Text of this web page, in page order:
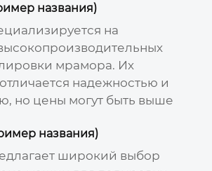
названия)
на
мрамора. Их
надежностью и
но цены могут быть выше
названия)
широкий выбор